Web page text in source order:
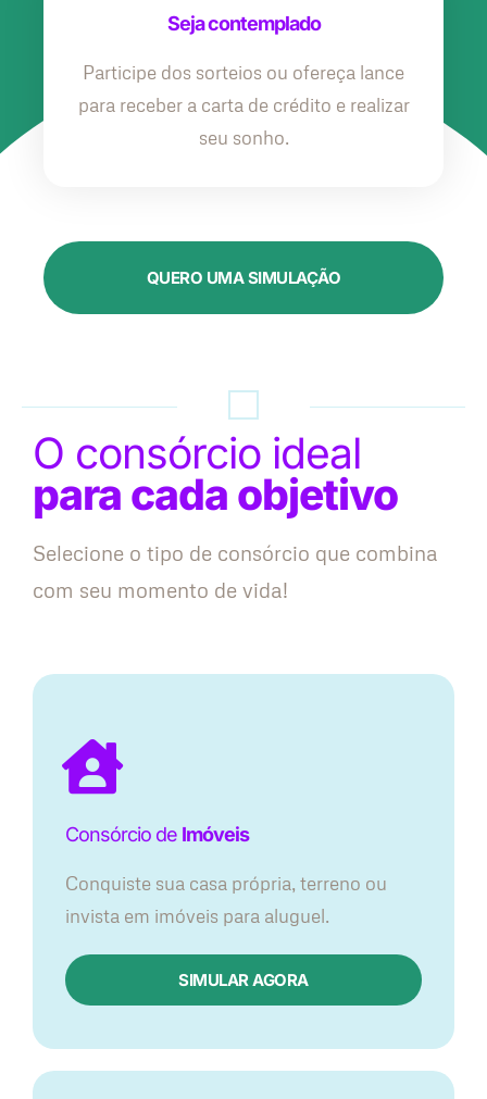
Seja contemplado
Participe dos sorteios ou ofereça lance
para receber a carta de crédito e realizar
seu sonho.
QUERO UMA SIMULAÇÃO
O consórcio ideal
para cada objetivo
Selecione o tipo de consórcio que combina
com seu momento de vida!
Consórcio de Imóveis
Conquiste sua casa própria, terreno ou
invista em imóveis para aluguel.
SIMULAR AGORA​